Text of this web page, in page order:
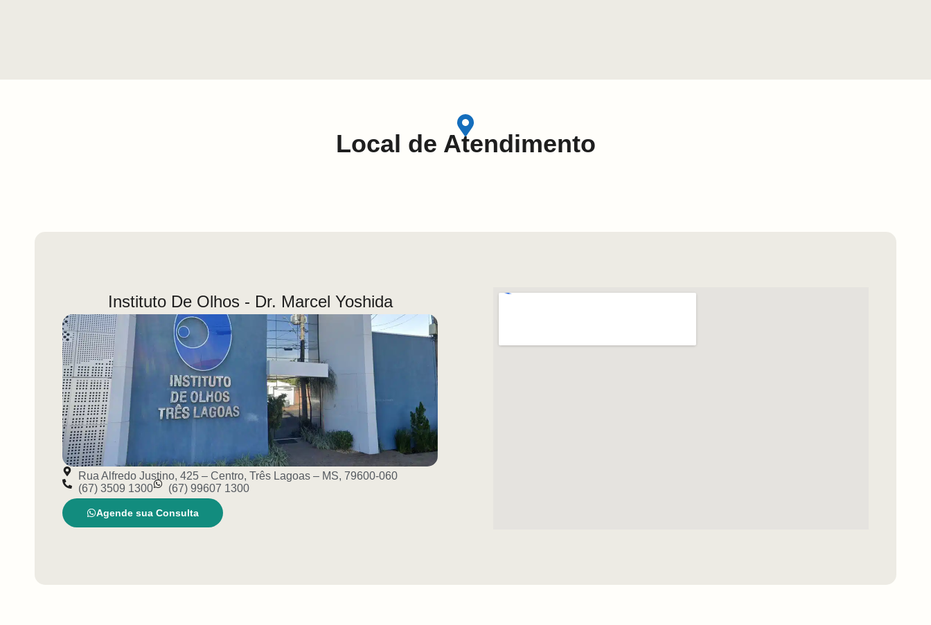
Local de Atendimento
Instituto De Olhos - Dr. Marcel Yoshida
Rua Alfredo Justino, 425 – Centro, Três Lagoas – MS, 79600-060
(67) 3509 1300
(67) 99607 1300
Agende sua Consulta